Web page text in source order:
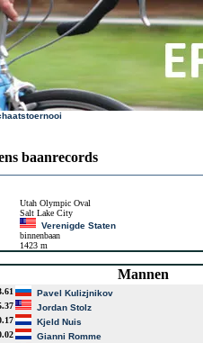
baanrecords
Utah Olympic Oval
Salt Lake City
Verenigde Staten
binnenbaan
1423 m
Mannen
Pavel Kulizjnikov
Jordan Stolz
Kjeld Nuis
Gianni Romme